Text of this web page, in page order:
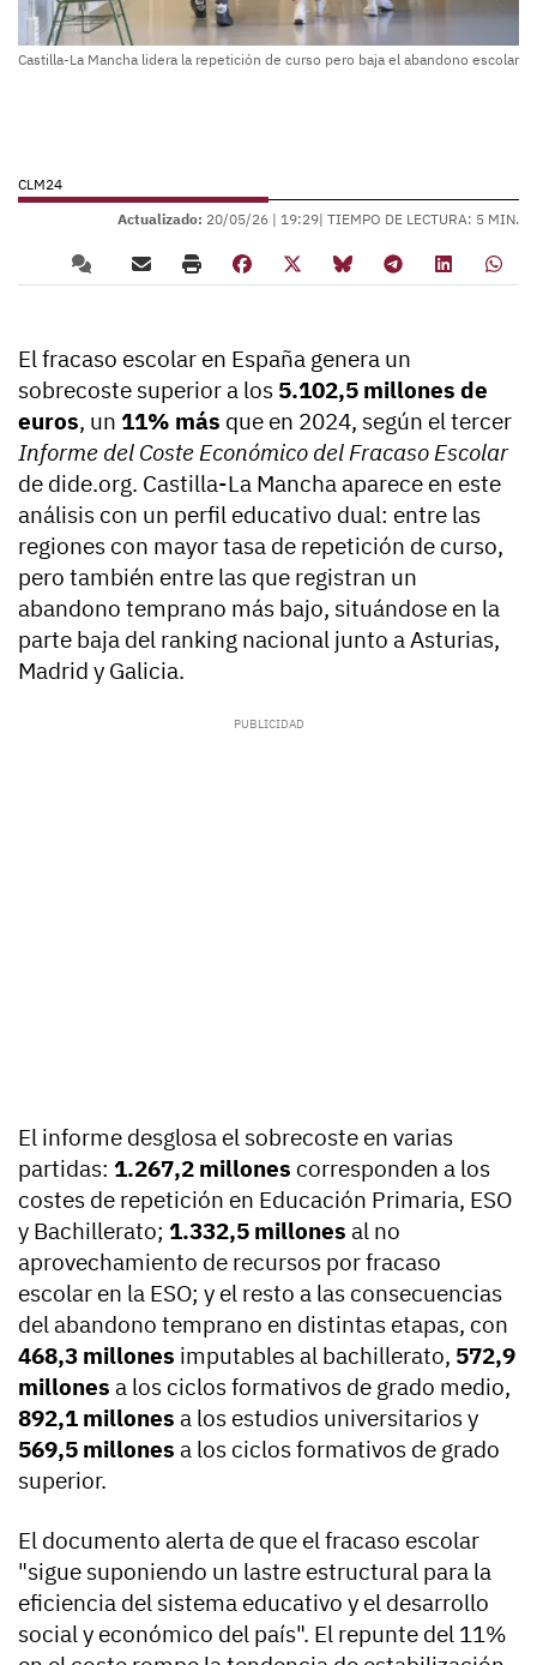
Castilla-La Mancha lidera la repetición de curso pero baja el abandono escolar
CLM24
Actualizado: 20/05/26 | 19:29| TIEMPO DE LECTURA: 5 MIN.
El fracaso escolar en España genera un
sobrecoste superior a los 5.102,5 millones de
euros, un 11% más que en 2024, según el tercer
Informe del Coste Económico del Fracaso Escolar
de dide.org. Castilla-La Mancha aparece en este
análisis con un perfil educativo dual: entre las
regiones con mayor tasa de repetición de curso,
pero también entre las que registran un
abandono temprano más bajo, situándose en la
parte baja del ranking nacional junto a Asturias,
Madrid y Galicia.
El informe desglosa el sobrecoste en varias
partidas: 1.267,2 millones corresponden a los
costes de repetición en Educación Primaria, ESO
y Bachillerato; 1.332,5 millones al no
aprovechamiento de recursos por fracaso
escolar en la ESO; y el resto a las consecuencias
del abandono temprano en distintas etapas, con
468,3 millones imputables al bachillerato, 572,9
millones a los ciclos formativos de grado medio,
892,1 millones a los estudios universitarios y
569,5 millones a los ciclos formativos de grado
superior.
El documento alerta de que el fracaso escolar
"sigue suponiendo un lastre estructural para la
eficiencia del sistema educativo y el desarrollo
social y económico del país". El repunte del 11%